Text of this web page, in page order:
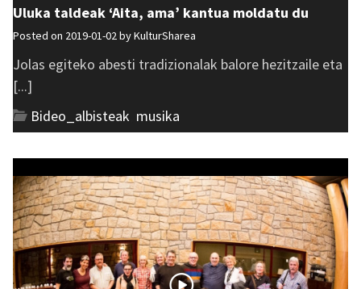
Uluka taldeak ‘Aita, ama’ kantua moldatu du
Posted on 2019-01-02 byKulturSharea
Jolas egiteko abesti tradizionalak balore hezitzaile eta
[...]
Bideo_albisteak musika